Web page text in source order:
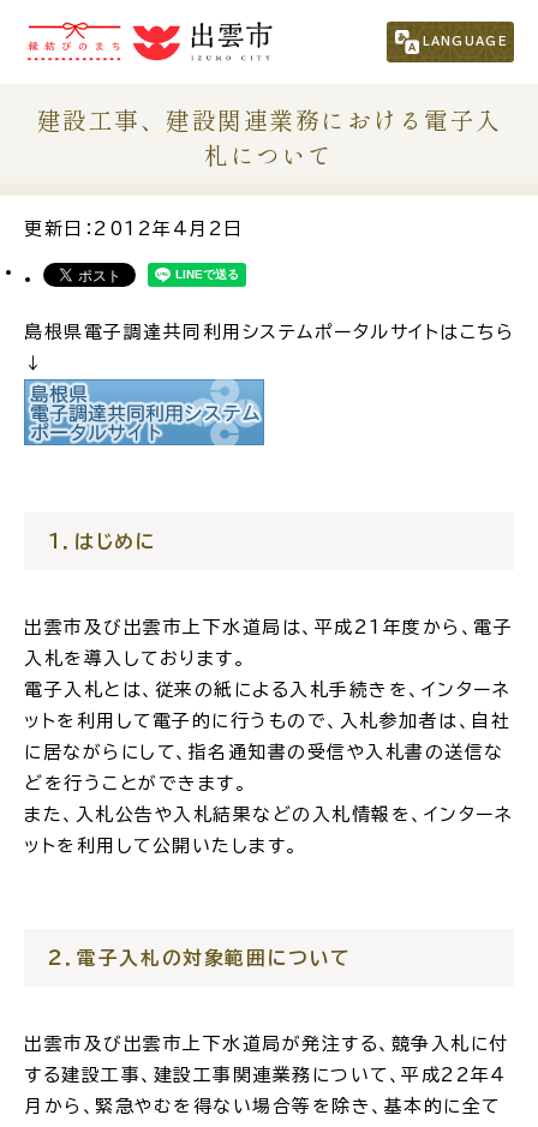
LANGUAGE
市民の方 （くらし・行政・議会）
事業者の方
For Foreigners
新着情報一覧
場面から探す
妊娠・出産
引っ越し 就職・転職・退職
建設工事、建設関連業務における電子入
札について
更新日：2012年4月2日
島根県電子調達共同利用システムポータルサイトはこちら
↓
１．はじめに
出雲市及び出雲市上下水道局は、平成21年度から、電子
入札を導入しております。
電子入札とは、従来の紙による入札手続きを、インターネ
ットを利用して電子的に行うもので、入札参加者は、自社
に居ながらにして、指名通知書の受信や入札書の送信な
どを行うことができます。
また、入札公告や入札結果などの入札情報を、インターネ
ットを利用して公開いたします。
２．電子入札の対象範囲について
出雲市及び出雲市上下水道局が発注する、競争入札に付
する建設工事、建設工事関連業務について、平成22 年４
月から、緊急やむを得ない場合等を除き、基本的に全て